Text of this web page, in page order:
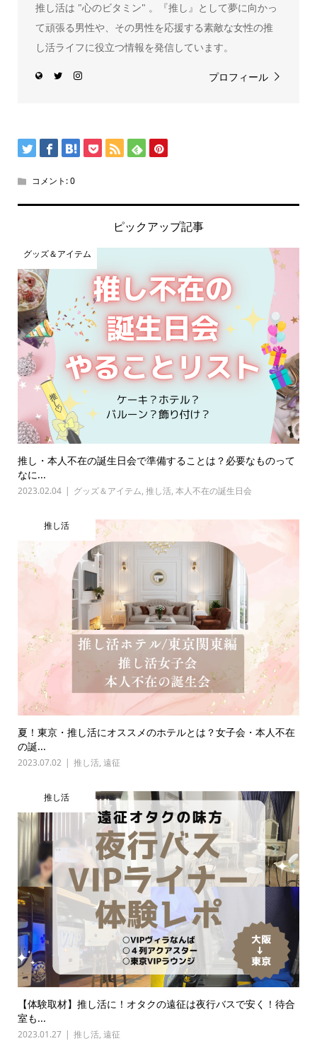
推し活は "心のビタミン" 。『推し』として夢に向かっ
て頑張る男性や、その男性を応援する素敵な女性の推
し活ライフに役立つ情報を発信しています。
プロフィール
コメント:0
ピックアップ記事
グッズ＆アイテム
推し・本人不在の誕生日会で準備することは？必要なものって
なに...
2023.02.04 グッズ＆アイテム, 推し活, 本人不在の誕生日会
推し活
夏！東京・推し活にオススメのホテルとは？女子会・本人不在
の誕...
2023.07.02 推し活, 遠征
推し活
【体験取材】推し活に！オタクの遠征は夜行バスで安く！待合
室も...
2023.01.27 推し活, 遠征